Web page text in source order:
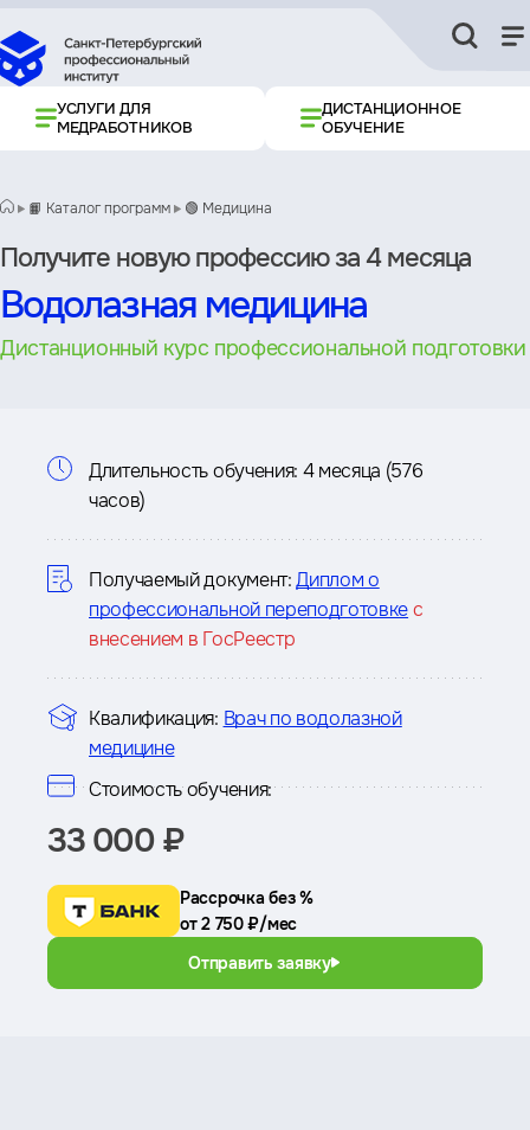
УСЛУГИ ДЛЯ
МЕДРАБОТНИКОВ
ДИСТАНЦИОННОЕ
ОБУЧЕНИЕ
📙 Каталог программ 🟢 Медицина
Получите новую профессию за 4 месяца
Водолазная медицина
Дистанционный курс профессиональной подготовки
Информация
курсе
Длительность обучения: 4 месяца (576
часов)
Получаемый документ: Диплом о
профессиональной переподготовкес
внесением в ГосРеестр
Квалификация: Врач по водолазной
медицине
Стоимость обучения:
33 000 ₽
Рассрочка без %
от 2 750 ₽/мес
Отправить заявку